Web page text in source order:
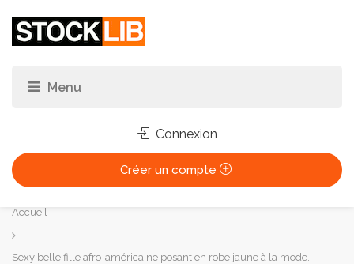
Connexion
Créer un compte
Vous
êtes
ici :
Accueil
Sexy belle fille afro-américaine posant en robe jaune à la mode.